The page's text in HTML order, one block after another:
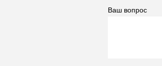
Ваш вопрос